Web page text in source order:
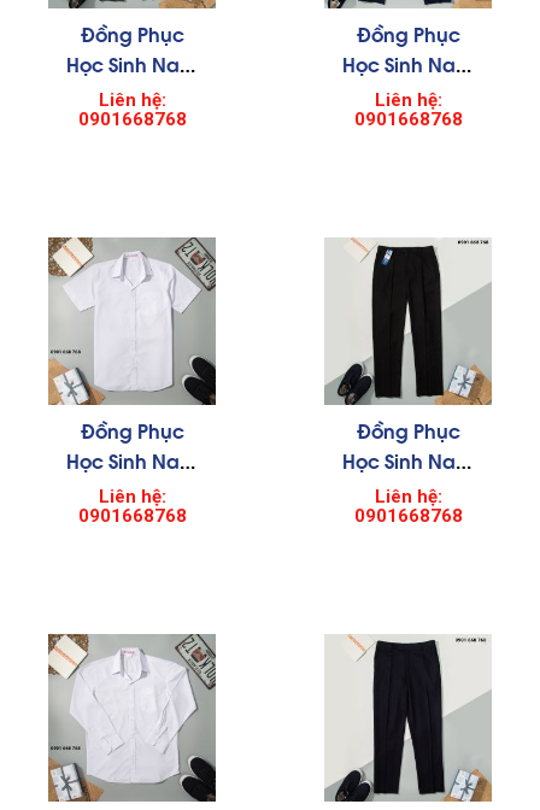
Đồng Phục
Học Sinh Nam
0003
Liên hệ:
0901668768
Đồng Phục
Học Sinh Nam
004
Liên hệ:
0901668768
Đồng Phục
Học Sinh Nam
0004
Liên hệ:
0901668768
Đồng Phục
Học Sinh Nam
005
Liên hệ:
0901668768